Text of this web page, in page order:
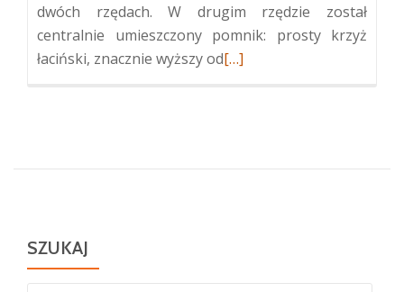
dwóch rzędach. W drugim rzędzie został
centralnie umieszczony pomnik: prosty krzyż
łaciński, znacznie wyższy odWięcej
[…]
SZUKAJ